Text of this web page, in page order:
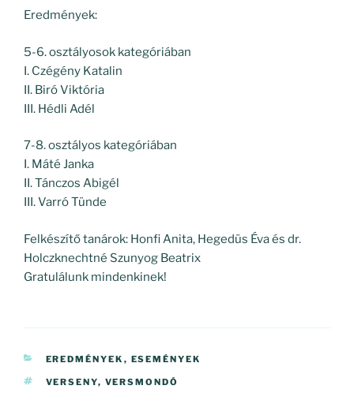
Eredmények:
5-6. osztályosok kategóriában
I. Czégény Katalin
II. Biró Viktória
III. Hédli Adél
7-8. osztályos kategóriában
I. Máté Janka
II. Tánczos Abigél
III. Varró Tünde
Felkészítő tanárok: Honfi Anita, Hegedüs Éva és dr.
Holczknechtné Szunyog Beatrix
Gratulálunk mindenkinek!
KATEGÓRIÁK
EREDMÉNYEK , ESEMÉNYEK
CÍMKÉK
VERSENY, VERSMONDÓ